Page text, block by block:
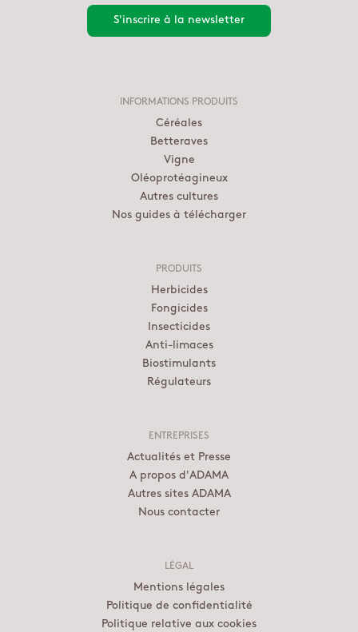
INFORMATIONS PRODUITS
Céréales
Betteraves
Vigne
Oléoprotéagineux
Autres cultures
Nos guides à télécharger
PRODUITS
Herbicides
Fongicides
Insecticides
Anti-limaces
Biostimulants
Régulateurs
ENTREPRISES
Actualités et Presse
A propos d'ADAMA
Autres sites ADAMA
Nous contacter
LÉGAL
Mentions légales
Politique de confidentialité
Politique relative aux cookies